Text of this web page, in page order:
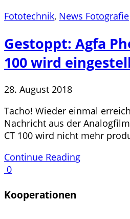
Fototechnik, News Fotografie
Gestoppt: Agfa
100 wird
28. August 2018
Tacho! Wieder einmal
Nachricht aus der
CT 100 wird nicht mehr
Continue Reading
0
Kooperationen